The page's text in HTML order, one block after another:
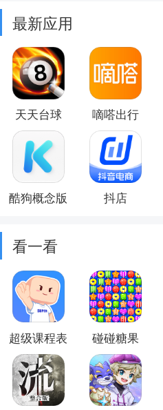
最新应用
天天台球 嘀嗒出行
酷狗概念版 抖店
看一看
超级课程表 碰碰糖果